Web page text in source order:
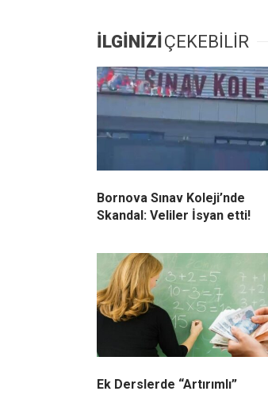
İLGİNİZİ ÇEKEBİLİR
Bornova Sınav Koleji’nde
Skandal: Veliler İsyan etti!
Ek Derslerde “Artırımlı”